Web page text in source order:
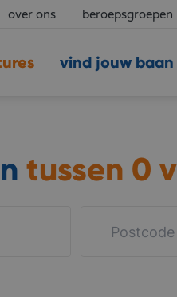
over ons beroepsgroepen
vind jouw baan
tussen 0